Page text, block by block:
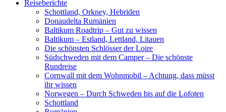
Reiseberichte
Schottland, Orkney, Hebriden
Donaudelta Rumänien
Baltikum Roadtrip – Gut zu wissen
Baltikum – Estland, Lettland, Litauen
Die schönsten Schlösser der Loire
Südschweden mit dem Camper – Die schönste
Rundreise
Cornwall mit dem Wohnmobil – Achtung, dass müsst
ihr wissen
Norwegen – Durch Schweden bis auf die Lofoten
Schottland